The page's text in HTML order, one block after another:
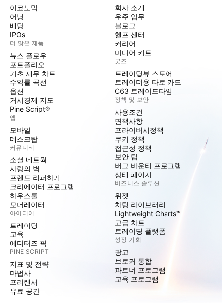
이코노믹
어닝
배당
IPOs
더 많은 제품
뉴스 플로우
포트폴리오
기초 재무 차트
수익률 곡선
옵션
거시경제 지도
Pine Script®
앱
모바일
데스크탑
커뮤니티
소셜 네트웍
사랑의 벽
프렌드 리퍼하기
크리에이터 프로그램
하우스룰
모더레이터
아이디어
트레이딩
교육
에디터즈 픽
PINE SCRIPT
지표 및 전략
마법사
프리랜서
유료 공간
회사 소개
우주 임무
블로그
헬프 센터
커리어
미디어 키트
굿즈
트레이딩뷰 스토어
트레이더용 타로 카드
C63 트레이드타임
정책 및 보안
사용조건
면책사항
프라이버시정책
쿠키 정책
접근성 정책
보안 팁
버그 바운티 프로그램
상태 페이지
비즈니스 솔루션
위젯
차팅 라이브러리
Lightweight Charts™
고급 차트
트레이딩 플랫폼
성장 기회
광고
브로커 통합
파트너 프로그램
교육 프로그램